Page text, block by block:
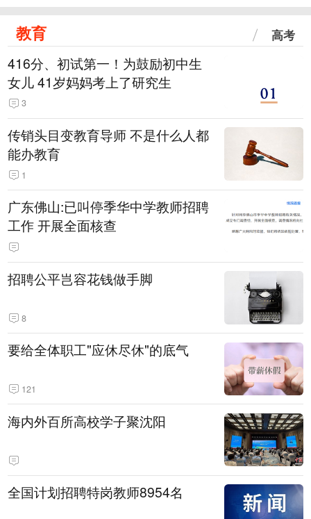
教育 高考
416分、初试第一！为鼓励初中生
女儿 41岁妈妈考上了研究生
3
传销头目变教育导师 不是什么人都
能办教育
1
广东佛山:已叫停季华中学教师招聘
工作 开展全面核查
招聘公平岂容花钱做手脚
8
要给全体职工"应休尽休"的底气
121
海内外百所高校学子聚沈阳
全国计划招聘特岗教师8954名